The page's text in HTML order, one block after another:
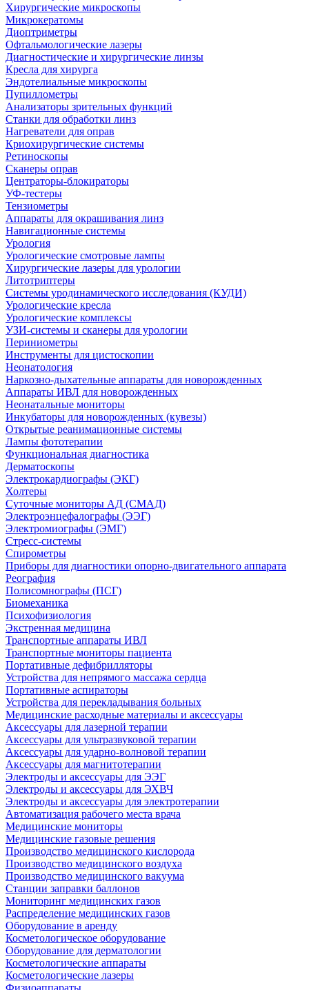
Хирургические микроскопы
Микрокератомы
Диоптриметры
Офтальмологические лазеры
Диагностические и хирургические линзы
Кресла для хирурга
Эндотелиальные микроскопы
Пупиллометры
Анализаторы зрительных функций
Станки для обработки линз
Нагреватели для оправ
Криохирургические системы
Ретиноскопы
Сканеры оправ
Центраторы-блокираторы
УФ-тестеры
Тензиометры
Аппараты для окрашивания линз
Навигационные системы
Урология
Урологические смотровые лампы
Хирургические лазеры для урологии
Литотриптеры
Системы уродинамического исследования (КУДИ)
Урологические кресла
Урологические комплексы
УЗИ-системы и сканеры для урологии
Периниометры
Инструменты для цистоскопии
Неонатология
Наркозно-дыхательные аппараты для новорожденных
Аппараты ИВЛ для новорожденных
Неонатальные мониторы
Инкубаторы для новорожденных (кувезы)
Открытые реанимационные системы
Лампы фототерапии
Функциональная диагностика
Дерматоскопы
Электрокардиографы (ЭКГ)
Холтеры
Суточные мониторы АД (СМАД)
Электроэнцефалографы (ЭЭГ)
Электромиографы (ЭМГ)
Стресс-системы
Спирометры
Приборы для диагностики опорно-двигательного аппарата
Реография
Полисомнографы (ПСГ)
Биомеханика
Психофизиология
Экстренная медицина
Транспортные аппараты ИВЛ
Транспортные мониторы пациента
Портативные дефибрилляторы
Устройства для непрямого массажа сердца
Портативные аспираторы
Устройства для перекладывания больных
Медицинские расходные материалы и аксессуары
Аксессуары для лазерной терапии
Аксессуары для ультразвуковой терапии
Аксессуары для ударно-волновой терапии
Аксессуары для магнитотерапии
Электроды и аксессуары для ЭЭГ
Электроды и аксессуары для ЭХВЧ
Электроды и аксессуары для электротерапии
Автоматизация рабочего места врача
Медицинские мониторы
Медицинские газовые решения
Производство медицинского кислорода
Производство медицинского воздуха
Производство медицинского вакуума
Станции заправки баллонов
Мониторинг медицинских газов
Распределение медицинских газов
Оборудование в аренду
Косметологическое оборудование
Оборудование для дерматологии
Косметологические аппараты
Косметологические лазеры
Физиоаппараты